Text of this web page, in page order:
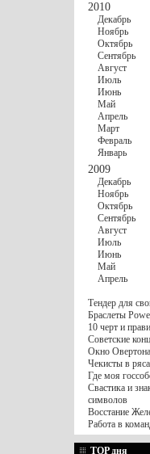
2010
Декабрь
Ноябрь
Октябрь
Сентябрь
Август
Июль
Июнь
Май
Апрель
Март
Февраль
Январь
2009
Декабрь
Ноябрь
Октябрь
Сентябрь
Август
Июль
Июнь
Май
Апрель
Тендер для
Браслеты
10 черт и
Советские
Окно
Чекисты в
Где моя
Свастика и
символов
Восстание
Работа в
TOP дня